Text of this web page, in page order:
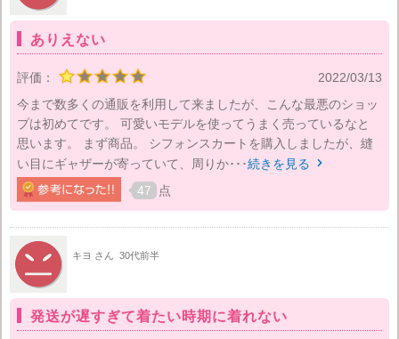
ありえない
評価：
2022/03/13
今まで数多くの通販を利用して来ましたが、こんな最悪のショッ
プは初めてです。 可愛いモデルを使ってうまく売っているなと
思います。 まず商品。 シフォンスカートを購入しましたが、縫
い目にギャザーが寄っていて、周りか･･･続きを見る 
47 点
キヨ さん 30代前半
発送が遅すぎて着たい時期に着れない